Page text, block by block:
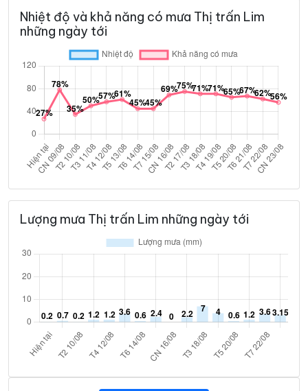
Nhiệt độ và khả năng có mưa Thị trấn Lim
những ngày tới
Lượng mưa Thị trấn Lim những ngày tới